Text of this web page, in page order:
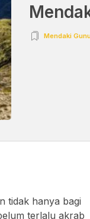
Mendaki
tidak hanya bagi
terlalu akrab